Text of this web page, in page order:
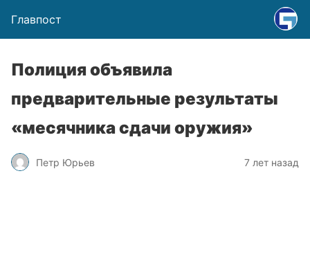
Главпост
Полиция объявила
предварительные результаты
«месячника сдачи оружия»
Петр Юрьев 7 лет назад